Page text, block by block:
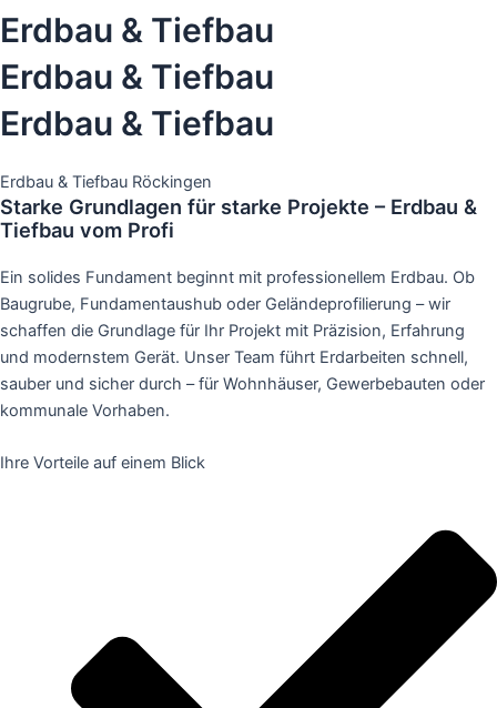
Erdbau & Tiefbau
Erdbau & Tiefbau
Erdbau & Tiefbau
Erdbau & Tiefbau Röckingen
Starke Grundlagen für starke Projekte – Erdbau &
Tiefbau vom Profi
Ein solides Fundament beginnt mit professionellem Erdbau. Ob
Baugrube, Fundamentaushub oder Geländeprofilierung – wir
schaffen die Grundlage für Ihr Projekt mit Präzision, Erfahrung
und modernstem Gerät. Unser Team führt Erdarbeiten schnell,
sauber und sicher durch – für Wohnhäuser, Gewerbebauten oder
kommunale Vorhaben.
Ihre Vorteile auf einem Blick